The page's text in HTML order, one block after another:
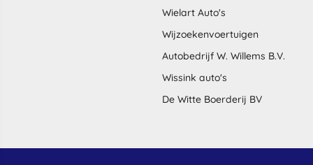
Wielart Auto's
Wijzoekenvoertuigen
Autobedrijf W. Willems B.V.
Wissink auto's
De Witte Boerderij BV